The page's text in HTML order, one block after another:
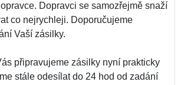
Dopravci se samozřejmě snaží
co nejrychleji. Doporučujeme
Vaší zásilky.
připravujeme zásilky nyní prakticky
stále odesílat do 24 hod od zadání